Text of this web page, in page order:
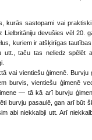
kurās sastopami vai
devušies vēl 20.
kuriem ir atšķirīgas
taču tas neliedz spēlēt
vai vientiešu ģimenē.
burvis, vientiešu ģimenē
— tā kā arī burvju
burvju pasaulē, gan arī būt
abi niekkalbji utt. Arī